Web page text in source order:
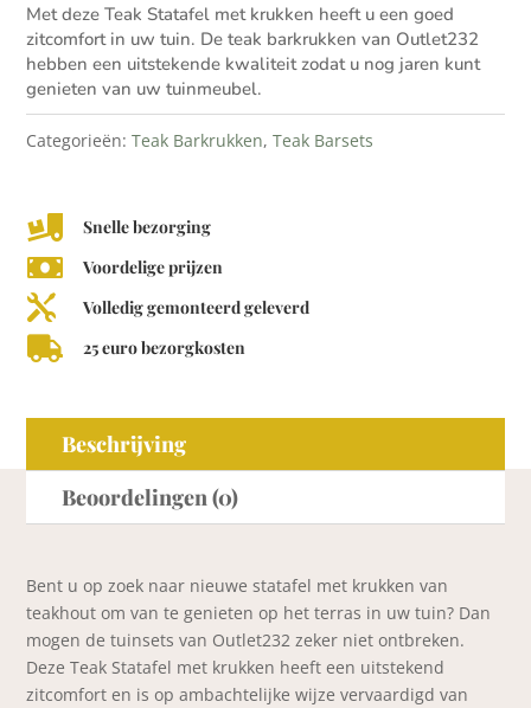
Met deze Teak Statafel met krukken heeft u een goed
zitcomfort in uw tuin. De teak barkrukken van Outlet232
hebben een uitstekende kwaliteit zodat u nog jaren kunt
genieten van uw tuinmeubel.
Categorieën:Teak Barkrukken,Teak Barsets
 Snelle bezorging
 Voordelige prijzen
 Volledig gemonteerd geleverd
 25 euro bezorgkosten
Beschrijving
Beoordelingen (0)
Bent u op zoek naar nieuwe statafel met krukken van
teakhout om van te genieten op het terras in uw tuin? Dan
mogen de tuinsets van Outlet232 zeker niet ontbreken.
Deze Teak Statafel met krukken heeft een uitstekend
zitcomfort en is op ambachtelijke wijze vervaardigd van